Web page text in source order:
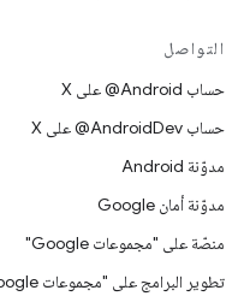
التواصل
حساب ‎@Android على X
حساب ‎@AndroidDev على X
مدوّنة Android
مدوّنة أمان Google
منصّة على "مجموعات Google"
تطوير البرامج على "مجموعات Google"